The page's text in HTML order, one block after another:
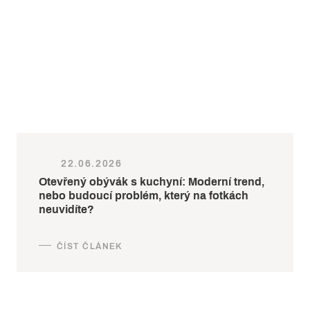
22.06.2026
Otevřený obývák s kuchyní: Moderní trend,
nebo budoucí problém, který na fotkách
neuvidíte?